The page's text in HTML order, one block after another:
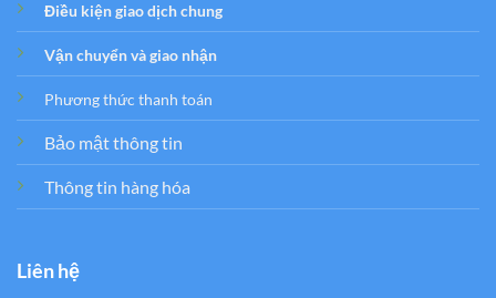
Điều kiện giao dịch chung
Vận chuyển và giao nhận
Phương thức thanh toán
Bảo mật thông tin
Thông tin hàng hóa
Liên hệ